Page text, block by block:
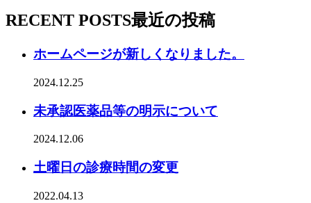
RECENT POSTS最近の投稿
ホームページが新しくなりました。
2024.12.25
未承認医薬品等の明示について
2024.12.06
土曜日の診療時間の変更
2022.04.13